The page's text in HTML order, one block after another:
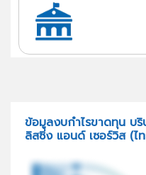
ข้อมูลงบกำไรขาดทุน บ
ลิสซิ่ง แอนด์ เซอร์วิส (